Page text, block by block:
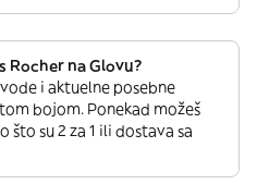
Rocher na Glovu?
i aktuelne posebne
bojom. Ponekad možeš
što su 2 za 1 ili dostava sa